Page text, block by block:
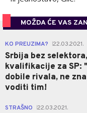
MOŽDA ĆE VAS
KO PREUZIMA? 22.03.2021.
Srbija bez
kvalifikacije za SP:
dobile rivala, ne
voditi tim!
STRAŠNO 22.03.2021.